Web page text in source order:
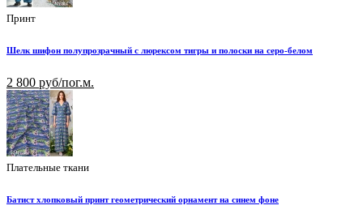
Принт
Шелк шифон полупрозрачный с люрексом тигры и полоски на серо-белом
2 800 руб/пог.м.
Плательные ткани
Батист хлопковый принт геометрический орнамент на синем фоне